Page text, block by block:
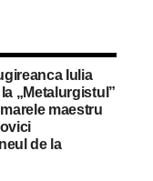
Iulia
„Metalurgistul”
maestru
de la